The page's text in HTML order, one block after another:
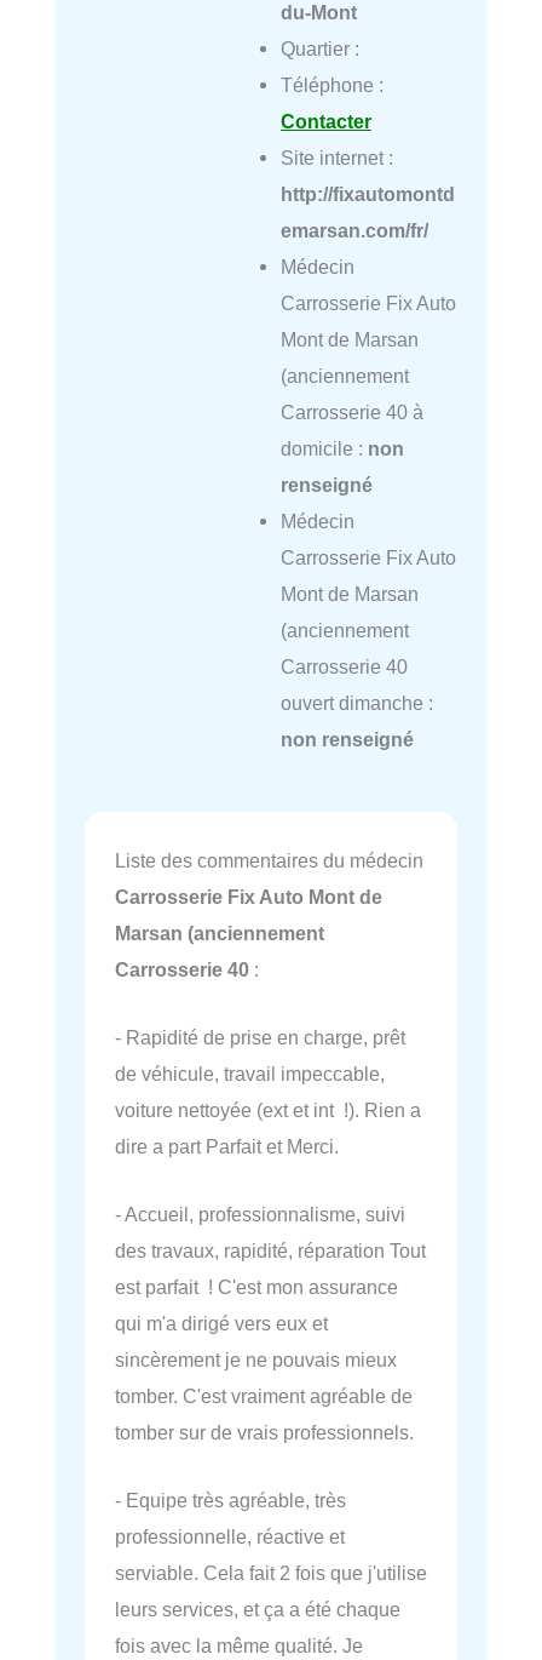
du-Mont
Quartier :
Téléphone :
Contacter
Site internet :
http://fixautomontd
emarsan.com/fr/
Médecin
Carrosserie Fix Auto
Mont de Marsan
(anciennement
Carrosserie 40 à
domicile : non
renseigné
Médecin
Carrosserie Fix Auto
Mont de Marsan
(anciennement
Carrosserie 40
ouvert dimanche :
non renseigné
Liste des commentaires du médecin
Carrosserie Fix Auto Mont de
Marsan (anciennement
Carrosserie 40 :
- Rapidité de prise en charge, prêt
de véhicule, travail impeccable,
voiture nettoyée (ext et int !). Rien a
dire a part Parfait et Merci.
- Accueil, professionnalisme, suivi
des travaux, rapidité, réparation Tout
est parfait ! C'est mon assurance
qui m'a dirigé vers eux et
sincèrement je ne pouvais mieux
tomber. C'est vraiment agréable de
tomber sur de vrais professionnels.
- Equipe très agréable, très
professionnelle, réactive et
serviable. Cela fait 2 fois que j'utilise
leurs services, et ça a été chaque
fois avec la même qualité. Je